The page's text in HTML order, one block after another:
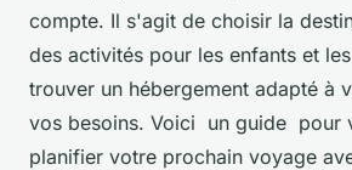
compte. Il s'agit de choisir la
des activités pour les enfants et
trouver un hébergement adapté à
vos besoins. Voici un guide pour
planifier votre prochain voyage